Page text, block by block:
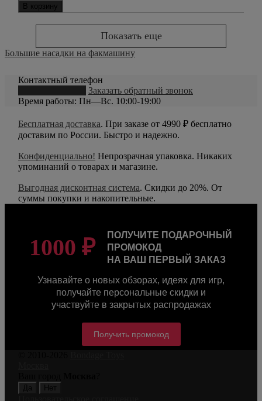
В корзину
Показать еще
Большие насадки на факмашину
Контактный телефон
Заказать обратный звонок
Время работы: Пн—Вс. 10:00-19:00
Бесплатная доставка. При заказе от 4990 ₽ бесплатно
доставим по России. Быстро и надежно.
Конфиденциально! Непрозрачная упаковка. Никаких
упоминаний о товарах и магазине.
Выгодная дисконтная система. Скидки до 20%. От
суммы покупки и накопительные.
1000 ₽
ПОЛУЧИТЕ ПОДАРОЧНЫЙ
ПРОМОКОД
НА ВАШ ПЕРВЫЙ ЗАКАЗ
Узнавайте о новых обзорах, идеях для игр,
получайте персональные скидки и
участвуйте в закрытых распродажах
Получить промокод